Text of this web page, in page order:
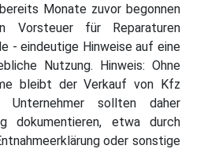
Monate zuvor begonnen
Vorsteuer für Reparaturen
- eindeutige Hinweise auf eine
Nutzung. Hinweis: Ohne
bleibt der Verkauf von Kfz
Unternehmer sollten daher
dokumentieren, etwa durch
oder sonstige